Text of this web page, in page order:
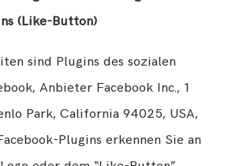
(Like-Button)
sind Plugins des sozialen
Anbieter Facebook Inc., 1
Park, California 94025, USA,
Plugins erkennen Sie an